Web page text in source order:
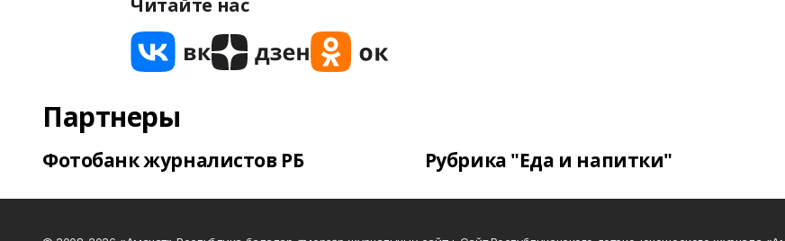
Читайте нас
Партнеры
Фотобанк журналистов РБ Рубрика "Еда и напитки"